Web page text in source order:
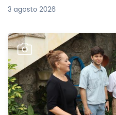
3 agosto 2026